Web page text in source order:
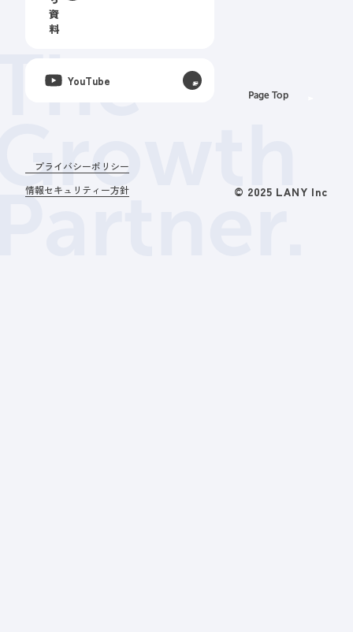
プライバシーポリシー
情報セキュリティー方針
© 2025 LANY Inc
資
料
YouTube
Page Top